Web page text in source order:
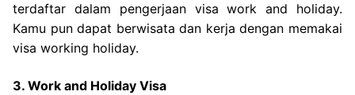
terdaftar dalam pengerjaan visa work and holiday.
Kamu pun dapat berwisata dan kerja dengan memakai
visa working holiday.
3. Work and Holiday Visa